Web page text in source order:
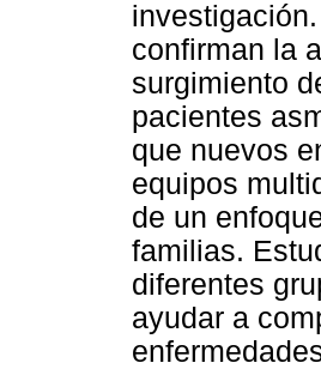
confirman la
surgimiento
pacientes
que nuevos
equipos
de un
familias.
diferentes
ayudar a